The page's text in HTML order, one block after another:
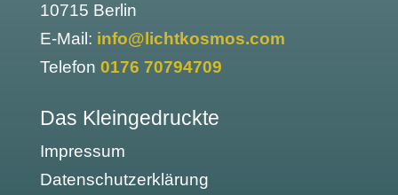
10715 Berlin
E-Mail: info@lichtkosmos.com
Telefon 0176 70794709
Das Kleingedruckte
Impressum
Datenschutzerklärung